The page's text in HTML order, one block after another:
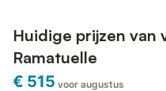
Huidige prijzen van
Ramatuelle
€ 515 voor augustus